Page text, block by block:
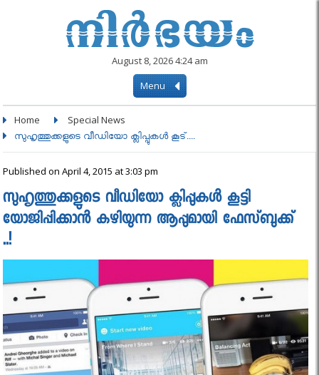
August 8, 2026 4:24 am
Menu
Home Special News
സുഹൃത്തുക്കളുടെ വീഡിയോ ക്ലിപ്പുകൾ കൂട്....
Published on April 4, 2015 at 3:03 pm
സുഹൃത്തുക്കളുടെ വീഡിയോ ക്ലിപ്പുകൾ കൂട്ടി
യോജിപ്പിക്കാൻ കഴിയുന്ന ആപ്പുമായി ഫേസ്ബുക്ക്
..!